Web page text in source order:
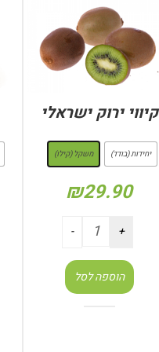
קיווי ירוק ישראלי
יחידות (בודד) משקל (קילו)
₪29.90
הוספה לסל